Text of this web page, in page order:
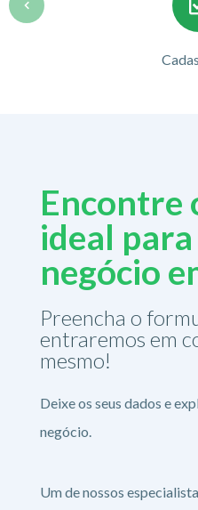
Encontre
ideal para
negócio
Preencha o
entraremos em
mesmo!
Deixe os seus dados e
negócio.
Um de nossos